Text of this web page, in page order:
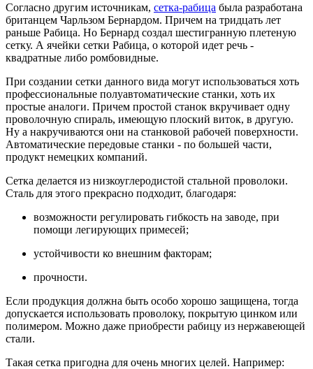
Согласно другим источникам, сетка-рабица была разработана
британцем Чарльзом Бернардом. Причем на тридцать лет
раньше Рабица. Но Бернард создал шестигранную плетеную
сетку. А ячейки сетки Рабица, о которой идет речь -
квадратные либо ромбовидные.
При создании сетки данного вида могут использоваться хоть
профессиональные полуавтоматические станки, хоть их
простые аналоги. Причем простой станок вкручивает одну
проволочную спираль, имеющую плоский виток, в другую.
Ну а накручиваются они на станковой рабочей поверхности.
Автоматические передовые станки - по большей части,
продукт немецких компаний.
Сетка делается из низкоуглеродистой стальной проволоки.
Сталь для этого прекрасно подходит, благодаря:
возможности регулировать гибкость на заводе, при
помощи легирующих примесей;
устойчивости ко внешним факторам;
прочности.
Если продукция должна быть особо хорошо защищена, тогда
допускается использовать проволоку, покрытую цинком или
полимером. Можно даже приобрести рабицу из нержавеющей
стали.
Такая сетка пригодна для очень многих целей. Например: